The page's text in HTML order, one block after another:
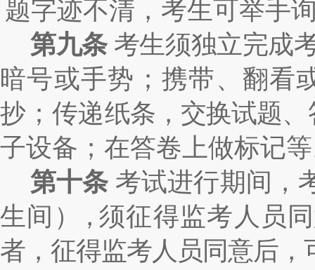
题字迹不清，考生可举手
第九条 考生须独立完成
暗号或手势；携带、翻看
抄；传递纸条，交换试题
子设备；在答卷上做标记
第十条 考试进行期间，
生间 ），须征得监考人员
者，征得监考人员同意后